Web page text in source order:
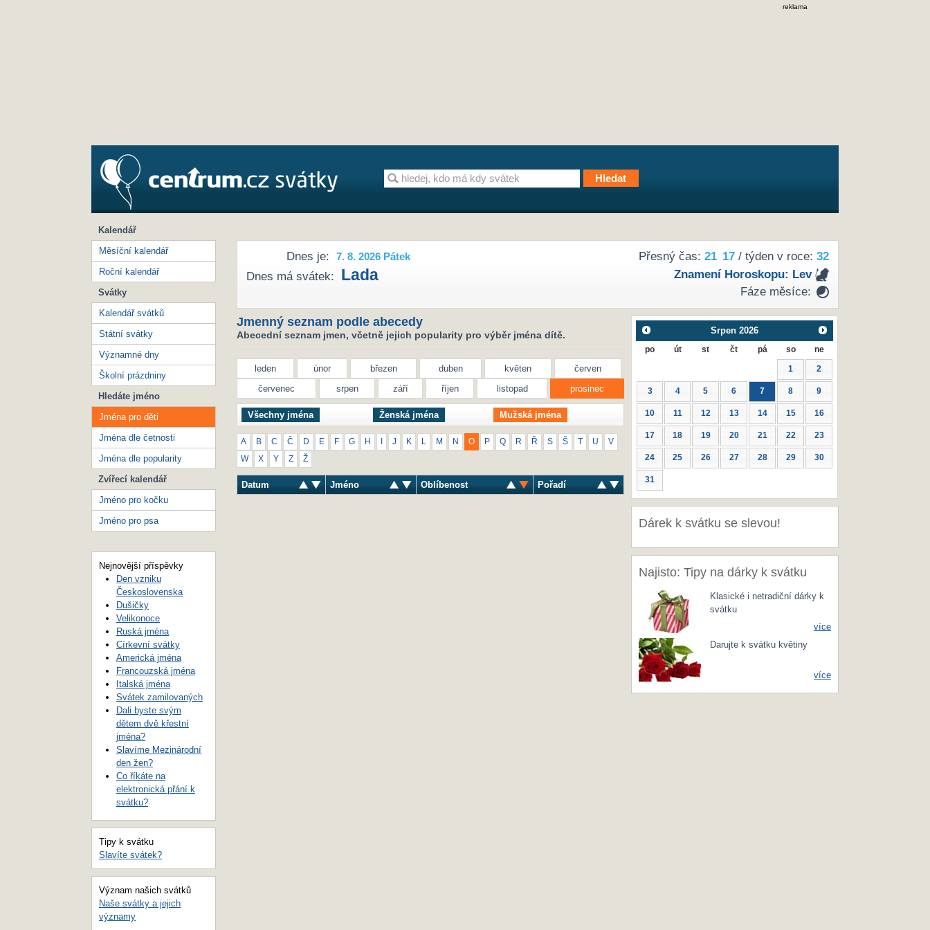
reklama
Přesný čas: 21 17/ týden v roce: 32
Znamení Horoskopu: Lev
Fáze měsíce:
Dnes je: 7. 8. 2026 Pátek
Dnes má svátek: Lada
Jmenný seznam podle abecedy
Abecední seznam jmen, včetně jejich popularity pro výběr jména dítě.
leden únor březen duben květen
červen
červenec
srpen září říjen listopad prosinec
Všechny jména Ženská jména Mužská jména
A B C Č D E F G H J K M N O P Q R Ř S Š U V
W X Y Z Ž
Datum Jméno Oblíbenost Pořadí
Srpen 2026
po út st čt pá so ne
1 2
3 4 5 6 7 8 9
10 11 12 13 14 15 16
17 18 19 20 21 22 23
24 25 26 27 28 29 30
31
Dárek k svátku se slevou!
Najisto: Tipy na dárky k svátku
Klasické i netradiční dárky k
svátku
více
Darujte k svátku květiny
více
Kalendář
Měsíční kalendář
Roční kalendář
Svátky
Kalendář svátků
Státní svátky
Významné dny
Školní prázdniny
Hledáte jméno
Jména pro děti
Jména dle četnosti
Jména dle popularity
Zvířecí kalendář
Jméno pro kočku
Jméno pro psa
Nejnovější příspěvky
Den vzniku
Československa
Dušičky
Velikonoce
Ruská jména
Církevní svátky
Americká jména
Francouzská jména
Italská jména
Svátek zamilovaných
Dali byste svým
dětem dvě křestní
jména?
Slavíme Mezinárodní
den žen?
Co říkáte na
elektronická přání k
svátku?
Tipy k svátku
Slavíte svátek?
Význam našich svátků
Naše svátky a jejich
významy